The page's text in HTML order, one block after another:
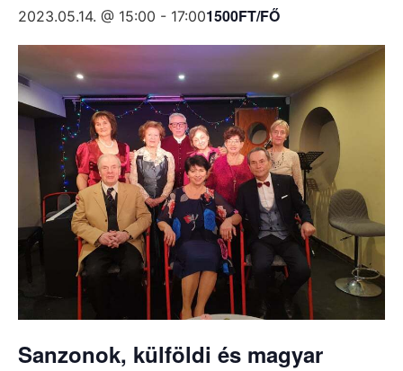
2023.05.14. @ 15:00 - 17:001500FT/FŐ
Sanzonok, külföldi és magyar